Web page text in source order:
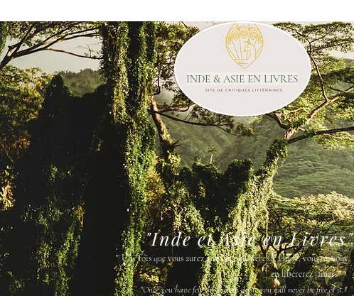
INDE & ASIE EN LIVRES
"Une fois que vous aurez senti la poussière de l'Inde, vous ne vous
en libérerez jamais " -
"Once you have felt the Indian dust, you will never be free of it."
"Inde et Asie en Livres"